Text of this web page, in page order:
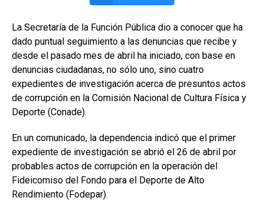
La Secretaría de la Función Pública dio a conocer que ha
dado puntual seguimiento a las denuncias que recibe y
desde el pasado mes de abril ha iniciado, con base en
denuncias ciudadanas, no sólo uno, sino cuatro
expedientes de investigación acerca de presuntos actos
de corrupción en la Comisión Nacional de Cultura Física y
Deporte (Conade).
En un comunicado, la dependencia indicó que el primer
expediente de investigación se abrió el 26 de abril por
probables actos de corrupción en la operación del
Fideicomiso del Fondo para el Deporte de Alto
Rendimiento (Fodepar).